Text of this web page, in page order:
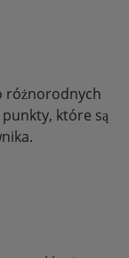
różnorodnych
które są